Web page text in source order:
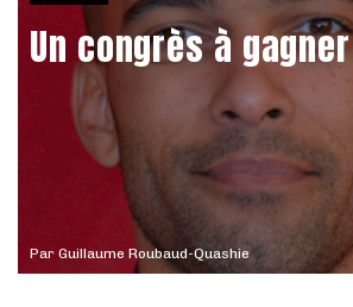
Par Guillaume Roubaud-Quashie
Un congrès à gagner